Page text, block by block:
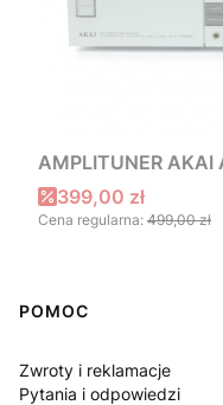
AMPLITUNER AKAI
Cena promocyjna
399,00 zł
Cena regularna: 499,00 zł
Linki w stopce
POMOC
Zwroty i reklamacje
Pytania i odpowiedzi